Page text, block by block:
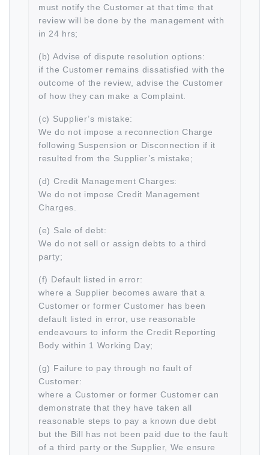
must notify the Customer at that time that
review will be done by the management with
in 24 hrs;
(b) Advise of dispute resolution options:
if the Customer remains dissatisfied with the
outcome of the review, advise the Customer
of how they can make a Complaint.
(c) Supplier’s mistake:
We do not impose a reconnection Charge
following Suspension or Disconnection if it
resulted from the Supplier’s mistake;
(d) Credit Management Charges:
We do not impose Credit Management
Charges.
(e) Sale of debt:
We do not sell or assign debts to a third
party;
(f) Default listed in error:
where a Supplier becomes aware that a
Customer or former Customer has been
default listed in error, use reasonable
endeavours to inform the Credit Reporting
Body within 1 Working Day;
(g) Failure to pay through no fault of
Customer:
where a Customer or former Customer can
demonstrate that they have taken all
reasonable steps to pay a known due debt
but the Bill has not been paid due to the fault
of a third party or the Supplier, We ensure